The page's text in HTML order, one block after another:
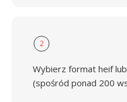
2
Wybierz format heif
(spośród ponad 200